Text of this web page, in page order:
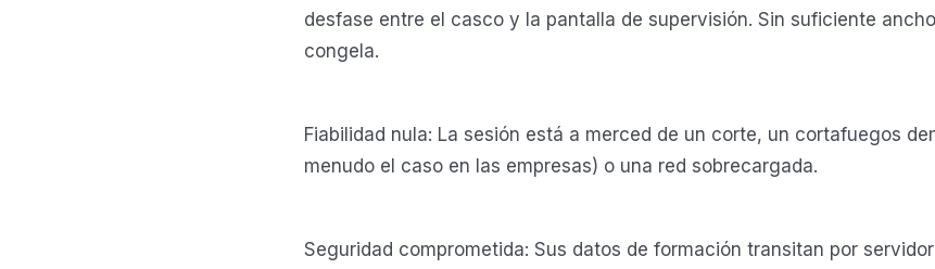
desfase entre el casco y la pantalla de supervisión. Sin suficiente
congela.
Fiabilidad nula: La sesión está a merced de un corte, un cortafuegos
menudo el caso en las empresas) o una red sobrecargada.
Seguridad comprometida: Sus datos de formación transitan por